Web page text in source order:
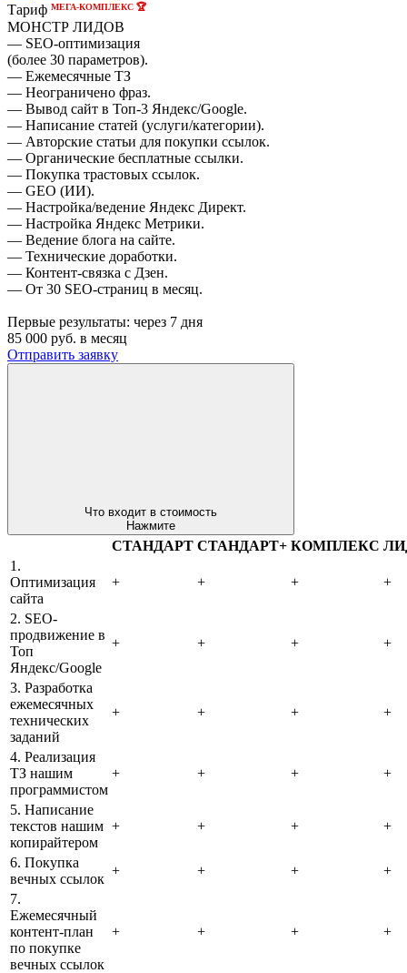
Тариф МЕГА-КОМПЛЕКС 🏆
МОНСТР ЛИДОВ
— SEO-оптимизация
(более 30 параметров).
— Ежемесячные ТЗ
— Неограничено фраз.
— Вывод сайт в Топ-3 Яндекс/Google.
— Написание статей (услуги/категории).
— Авторские статьи для покупки ссылок.
— Органические бесплатные ссылки.
— Покупка трастовых ссылок.
— GEO (ИИ).
— Настройка/ведение Яндекс Директ.
— Настройка Яндекс Метрики.
— Ведение блога на сайте.
— Технические доработки.
— Контент-связка с Дзен.
— От 30 SEO-страниц в месяц.
Первые результаты: через 7 дня
85 000 руб. в месяц
Отправить заявку
Что входит в стоимость
Нажмите
СТАНДАРТ СТАНДАРТ+ КОМПЛЕКС
1.
Оптимизация
сайта
+ + + +
2. SEO-
продвижение в
Топ
Яндекс/Google
+ + + +
3. Разработка
ежемесячных
технических
заданий
+ + + +
4. Реализация
ТЗ нашим
программистом
+ + + +
5. Написание
текстов нашим
копирайтером
+ + + +
6. Покупка
вечных ссылок
+ + +
+
7.
Ежемесячный
контент-план
по покупке
вечных ссылок
+ + + +